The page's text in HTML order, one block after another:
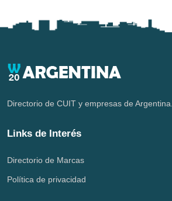
Directorio de CUIT y empresas de Argentina.
Links de Interés
Directorio de Marcas
Política de privacidad